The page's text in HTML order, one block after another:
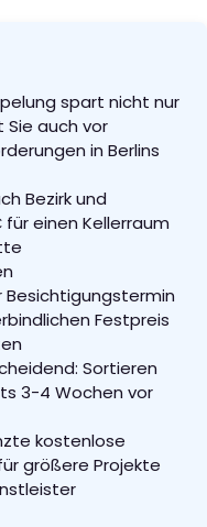
spart nicht nur
Sie auch vor
in Berlins
Bezirk und
einen Kellerraum
Besichtigungstermin
Festpreis
Sortieren
3-4 Wochen vor
kostenlose
größere Projekte